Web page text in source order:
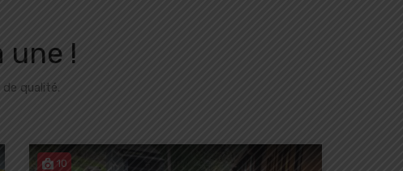
une !
qualité.
10